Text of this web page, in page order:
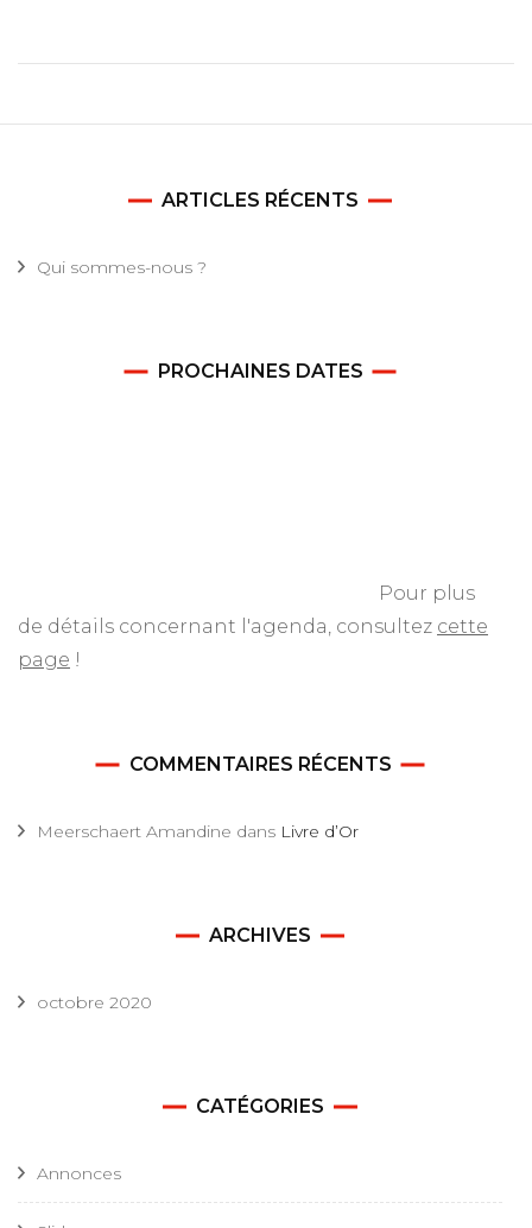
ARTICLES RÉCENTS
Qui sommes-nous ?
PROCHAINES DATES
Pour plus
de détails concernant l'agenda, consultez cette
page !
COMMENTAIRES RÉCENTS
Meerschaert Amandine dans Livre d’Or
ARCHIVES
octobre 2020
CATÉGORIES
Annonces